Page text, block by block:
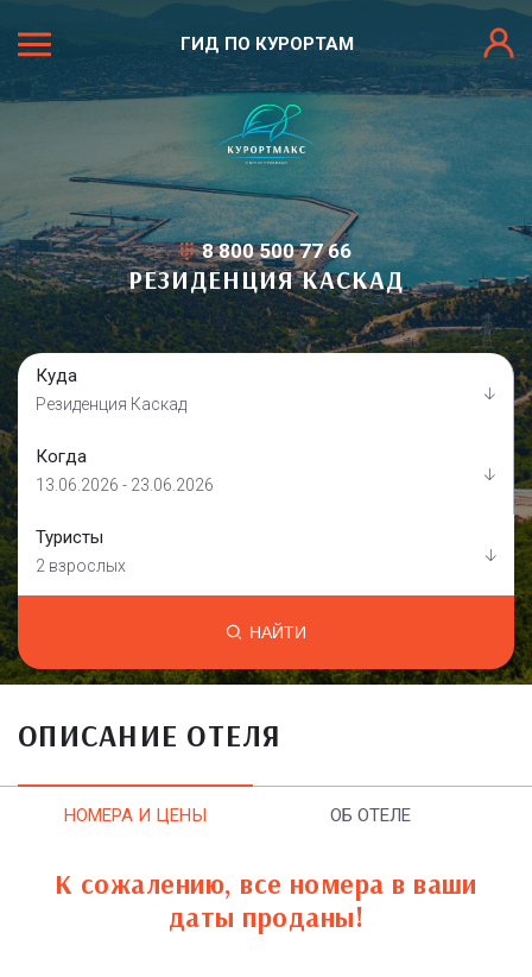
ГИД ПО КУРОРТАМ
8 800 500 77 66
РЕЗИДЕНЦИЯ КАСКАД
Куда
Резиденция Каскад
Когда
13.06.2026 - 23.06.2026
Туристы
2 взрослых
НАЙТИ
ОПИСАНИЕ ОТЕЛЯ
НОМЕРА И ЦЕНЫ ОБ ОТЕЛЕ
К сожалению, все номера в ваши
даты проданы!